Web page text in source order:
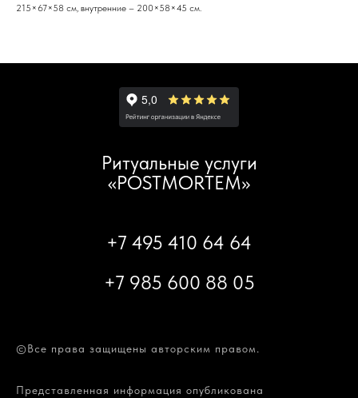
215×67×58 см, внутренние – 200×58×45 см.
Ритуальные услуги
«POSTMORTEM»
+7 495 410 64 64
+7 985 600 88 05
©Все права защищены авторским правом.
Представленная информация опубликована